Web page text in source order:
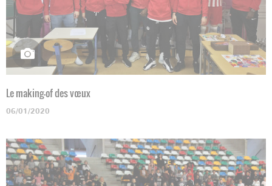
Le making-of des vœux
06/01/2020